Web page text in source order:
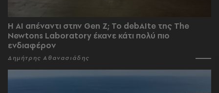
Η AI απέναντι στην Gen Z; Το debAIte της The
Newtons Laboratory έκανε κάτι πολύ πιο
ενδιαφέρον
Δημήτρης Αθανασιάδης